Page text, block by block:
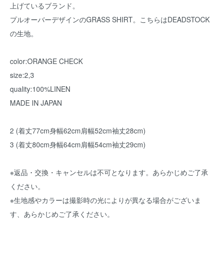
上げているブランド。
プルオーバーデザインのGRASS SHIRT。こちらはDEADSTOCK
の生地。
color:ORANGE CHECK
size:2,3
quality:100%LINEN
MADE IN JAPAN
2 (着丈77cm身幅62cm肩幅52cm袖丈28cm)
3 (着丈80cm身幅64cm肩幅54cm袖丈29cm)
※返品・交換・キャンセルは不可となります。あらかじめご了承
ください。
※生地感やカラーは撮影時の光によりが異なる場合がございま
す、あらかじめご了承ください。